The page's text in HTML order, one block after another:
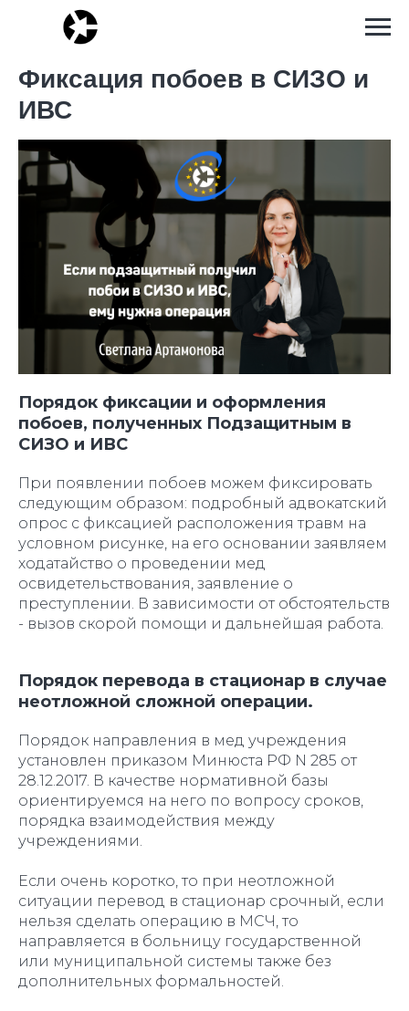
Фиксация побоев в СИЗО и
ИВС
Порядок фиксации и оформления
побоев, полученных Подзащитным в
СИЗО и ИВС
При появлении побоев можем фиксировать
следующим образом: подробный адвокатский
опрос с фиксацией расположения травм на
условном рисунке, на его основании заявляем
ходатайство о проведении мед
освидетельствования, заявление о
преступлении. В зависимости от обстоятельств
- вызов скорой помощи и дальнейшая работа.
Порядок перевода в стационар в случае
неотложной сложной операции.
Порядок направления в мед учреждения
установлен приказом Минюста РФ N 285 от
28.12.2017. В качестве нормативной базы
ориентируемся на него по вопросу сроков,
порядка взаимодействия между
учреждениями.
Если очень коротко, то при неотложной
ситуации перевод в стационар срочный, если
нельзя сделать операцию в МСЧ, то
направляется в больницу государственной
или муниципальной системы также без
дополнительных формальностей.